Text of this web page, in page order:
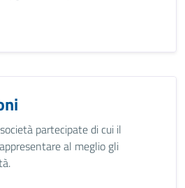
partecipate di cui il
al meglio gli